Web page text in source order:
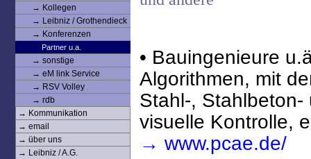
→ Kollegen
→ Leibniz / Grothendieck
→ Konferenzen
Partner u.a.
→ sonstige
→ eM link Service
→ RSV Volley
→ rdb
→ Kommunikation
→ email
→ über uns
→ Leibniz / A.G.
• Bauingenieure
Algorithmen, mit
Stahl-,
visuelle Kontrolle,
→ www.pcae.de/